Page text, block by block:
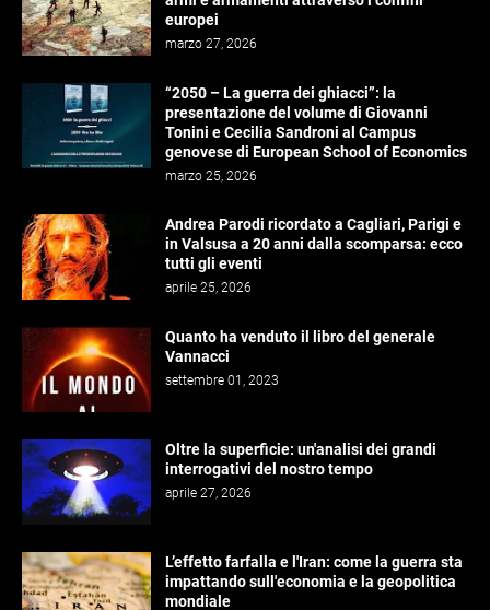
europei
marzo 27, 2026
“2050 – La guerra dei ghiacci”: la
presentazione del volume di Giovanni
Tonini e Cecilia Sandroni al Campus
genovese di European School of Economics
marzo 25, 2026
Andrea Parodi ricordato a Cagliari, Parigi e
in Valsusa a 20 anni dalla scomparsa: ecco
tutti gli eventi
aprile 25, 2026
Quanto ha venduto il libro del generale
Vannacci
settembre 01, 2023
Oltre la superficie: un'analisi dei grandi
interrogativi del nostro tempo
aprile 27, 2026
L’effetto farfalla e l'Iran: come la guerra sta
impattando sull'economia e la geopolitica
mondiale